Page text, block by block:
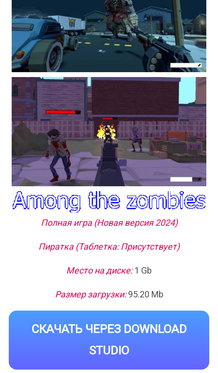
Полная игра (Новая версия 2024)
Пиратка (Таблетка: Присутствует)
Место на диске:1 Gb
Размер загрузки:95.20 Mb
СКАЧАТЬ ЧЕРЕЗ DOWNLOAD
STUDIO